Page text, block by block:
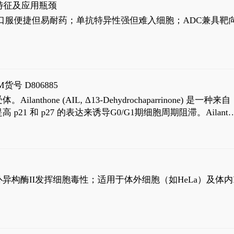
征及应用瓶颈
便捷但易耐药；单抗特异性强但难入细胞；ADC兼具靶
货号 D806885
Ailanthone (AIL, Δ13-Dehydrochaparrinone) 是一种来自
p21 和 p27 的表达来诱导G0/G1期细胞周期阻滞。
应的IC50值分别为69 nM和309 nM。
构酶II发挥细胞毒性；适用于体外细胞（如HeLa）及体内